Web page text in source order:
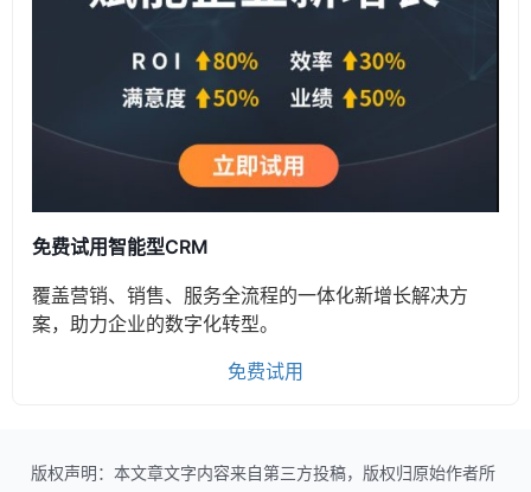
免费试用智能型CRM
覆盖营销、销售、服务全流程的一体化新增长解决方
案，助力企业的数字化转型。
免费试用
版权声明：本文章文字内容来自第三方投稿，版权归原始作者所